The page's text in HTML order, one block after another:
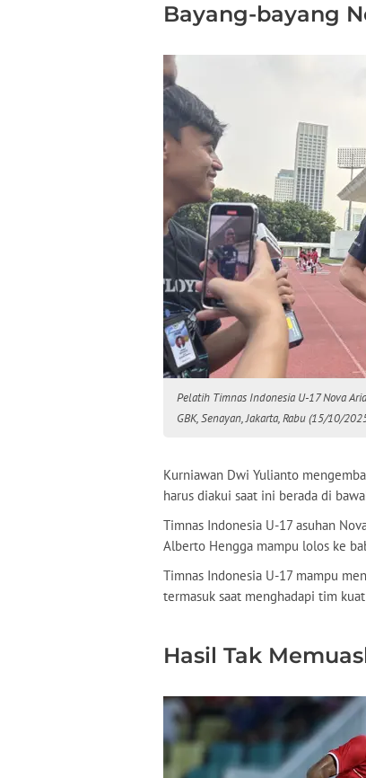
Bayang-bayang
Pelatih Timnas Indonesia U-17 Nova
GBK, Senayan, Jakarta, Rabu (15/10/
Kurniawan Dwi Yulianto
harus diakui saat ini berada di
Timnas Indonesia U-17 asuhan
Alberto Hengga mampu lolos ke
Timnas Indonesia U-17 mampu
termasuk saat menghadapi tim
Hasil Tak